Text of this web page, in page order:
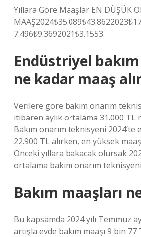
Yıllara Göre Maaşlar EN DÜŞÜK
7.496₺9.3692021₺3.1553.
Endüstriyel
ne kadar maaş
Verilere göre bakım onarım
itibaren aylık ortalama 31.000 TL
Bakım onarım teknisyeni 2024’te
22.900 TL alırken, en yüksek
Önceki yıllara bakacak olursak
ortalama bakım onarım teknisyeni
Bakım maaşları
Bu kapsamda 2024 yılı Temmuz
artışla evde bakım maaşı 9 bin 77